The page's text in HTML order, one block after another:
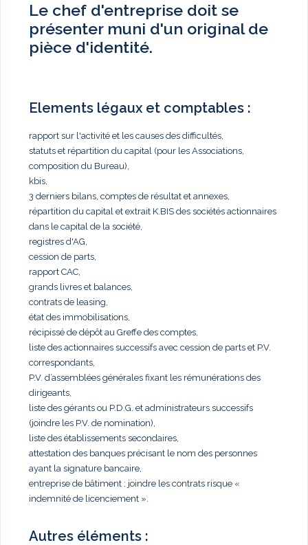
Le chef d'entreprise doit se
présenter muni d'un original de
pièce d'identité.
Elements légaux et comptables :
rapport sur l'activité et les causes des difficultés,
statuts et répartition du capital (pour les Associations,
composition du Bureau),
kbis,
3 derniers bilans, comptes de résultat et annexes,
répartition du capital et extrait K.BIS des sociétés actionnaires
dans le capital de la société,
registres d'AG,
cession de parts,
rapport CAC,
grands livres et balances,
contrats de leasing,
état des immobilisations,
récipissé de dépôt au Greffe des comptes,
liste des actionnaires successifs avec cession de parts et P.V.
correspondants,
P.V. d’assemblées générales fixant les rémunérations des
dirigeants,
liste des gérants ou P.D.G. et administrateurs successifs
(joindre les P.V. de nomination),
liste des établissements secondaires,
attestation des banques précisant le nom des personnes
ayant la signature bancaire,
entreprise de bâtiment : joindre les contrats risque «
indemnité de licenciement ».
Autres éléments :